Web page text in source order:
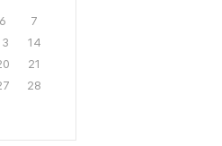
6
7
14
21
28